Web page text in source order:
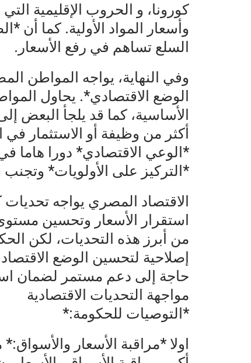
كورونا، و الحروب الإقليمية
وأسعار المواد الأولية. كما
السلع تساهم في رفع الأسعار.
وفي النهاية، يواجه المواطن
الوضع الاقتصادي*. يحاول
الأساسية، كما قد يلجأ
أكثر من وظيفة أو الاستثمار
*الوعي الاقتصادي* دورا هاما
*التركيز على الأولويات*
الاقتصاد المصري يواجه
استقرار الأسعار وتحسين
من أبرز هذه التحديات، لكن
إصلاحية لتحسين الوضع
حاجة إلى دعم مستمر لضمان
مواجهة التحديات الاقتصادية
*التوصيات للحكومة:*
اولا *مراقبة الأسعار